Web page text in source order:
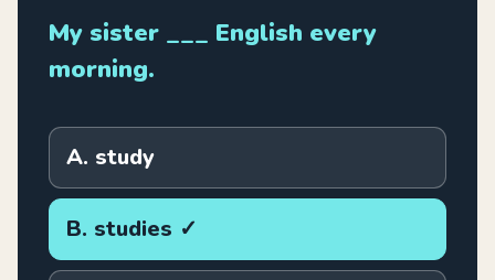
My sister ___ English every
morning.
A. study
B. studies ✓